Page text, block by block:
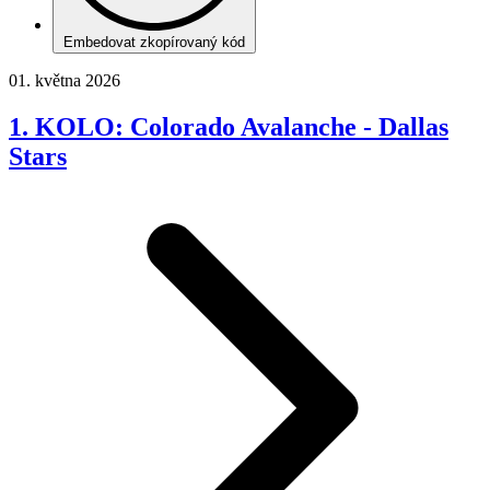
Embedovat zkopírovaný kód
01. května 2026
1. KOLO: Colorado Avalanche - Dallas
Stars